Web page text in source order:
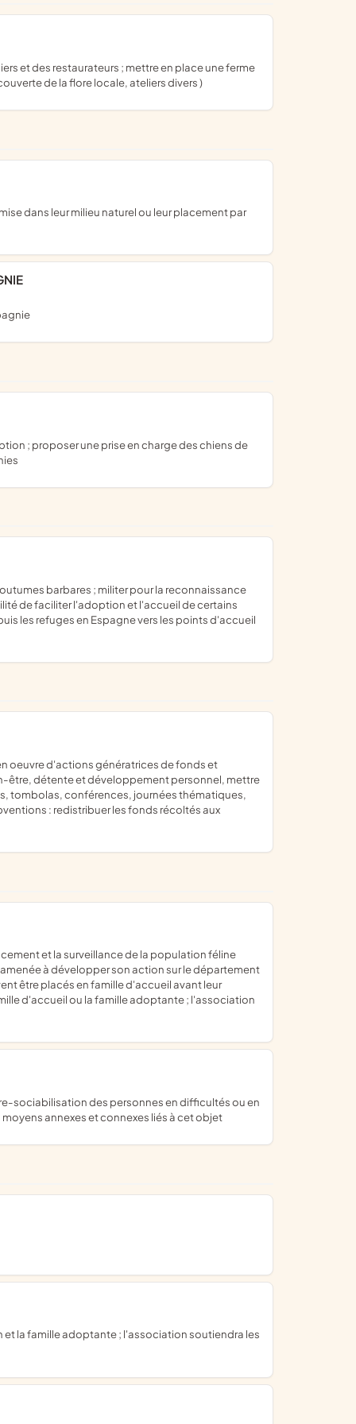
de la flore locale, ateliers divers )
de faciliter l'adoption et l'accueil de certains
les refuges en Espagne vers les points d'accueil
être, détente et développement personnel, mettre
tombolas, conférences, journées thématiques,
: redistribuer les fonds récoltés aux
à développer son action sur le département
être placés en famille d'accueil avant leur
d'accueil ou la famille adoptante ; l'association
annexes et connexes liés à cet objet